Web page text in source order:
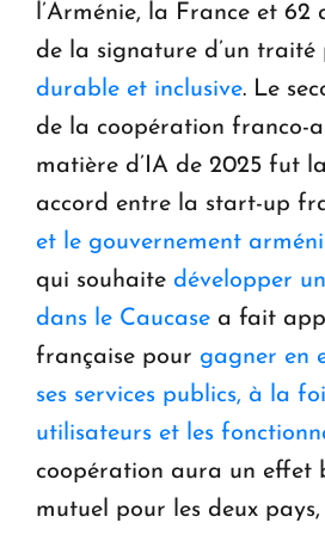
l’Arménie, la France et 62
de la signature d’un traité
durable et inclusive. Le
de la coopération franco-
matière d’IA de 2025 fut
accord entre la start-up
et le gouvernement
qui souhaite développer
dans le Caucase a fait
française pour gagner en
ses services publics, à la
utilisateurs et les
coopération aura un effet
mutuel pour les deux